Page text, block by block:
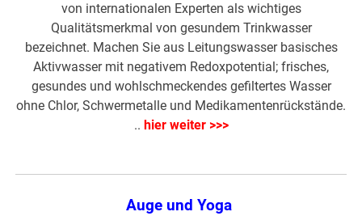
von internationalen Experten als wichtiges
Qualitätsmerkmal von gesundem Trinkwasser
bezeichnet. Machen Sie aus Leitungswasser basisches
Aktivwasser mit negativem Redoxpotential; frisches,
gesundes und wohlschmeckendes gefiltertes Wasser
ohne Chlor, Schwermetalle und Medikamentenrückstände.
.. hier weiter >>>
Auge und Yoga